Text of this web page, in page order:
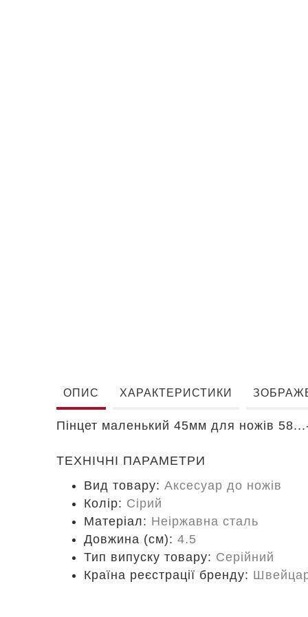
ОПИС ХАРАКТЕРИСТИКИ
Пінцет маленький 45мм для ножів
ТЕХНІЧНІ ПАРАМЕТРИ
Вид товару: Аксесуар до ножів
Колір: Сірий
Матеріал: Неіржавна сталь
Довжина (cм): 4.5
Тип випуску товару: Серійний
Країна реєстрації бренду: